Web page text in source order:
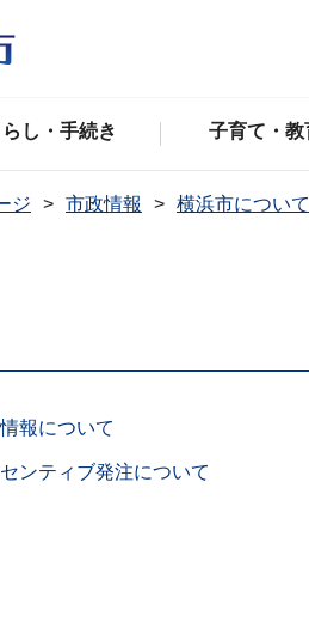
らし・手続き 子育て・教
ジ 市政情報 横浜市について
報について
ンティブ発注について